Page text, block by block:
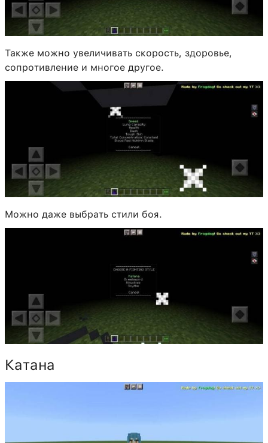
Также можно увеличивать скорость, здоровье,
сопротивление и многое другое.
Можно даже выбрать стили боя.
Катана